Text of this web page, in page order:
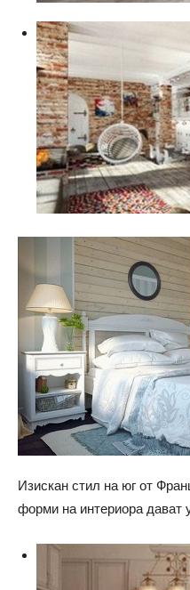
Изискан стил на юг от
форми на интериора дават